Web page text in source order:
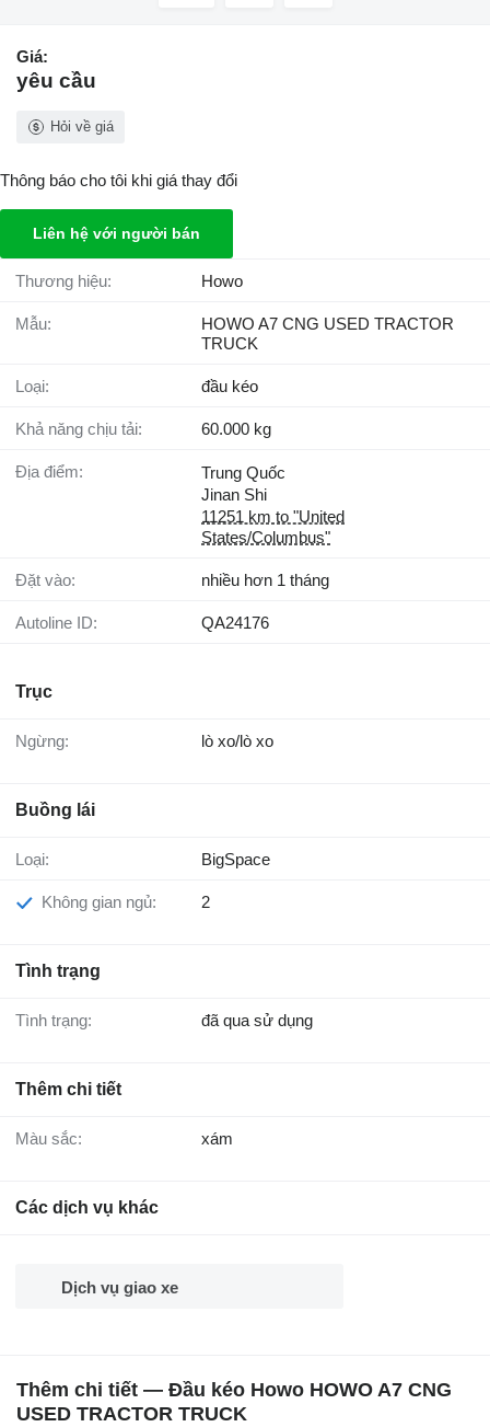
Giá:
yêu cầu
Hỏi về giá
Thông báo cho tôi khi giá thay đổi
Liên hệ với người bán
Thương hiệu: Howo
Mẫu:
HOWO A7 CNG USED TRACTOR
TRUCK
Loại: đầu kéo
Khả năng chịu tải: 60.000 kg
Địa điểm:
Trung Quốc
Jinan Shi
11251 km to "United
States/Columbus"
Đặt vào: nhiều hơn 1 tháng
Autoline ID: QA24176
Trục
Ngừng: lò xo/lò xo
Buồng lái
Loại: BigSpace
Không gian ngủ: 2
Tình trạng
Tình trạng: đã qua sử dụng
Thêm chi tiết
Màu sắc: xám
Các dịch vụ khác
Dịch vụ giao xe
Thêm chi tiết — Đầu kéo Howo HOWO A7 CNG
USED TRACTOR TRUCK